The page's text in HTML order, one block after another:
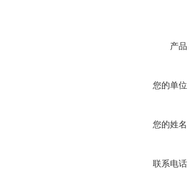
产品
您的单位
您的姓名
联系电话